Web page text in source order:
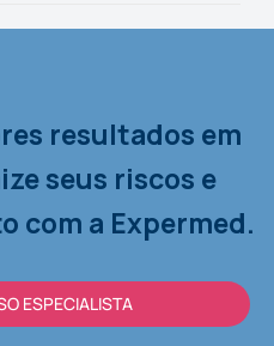
resultados em
seus riscos e
com a Expermed.
ESPECIALISTA